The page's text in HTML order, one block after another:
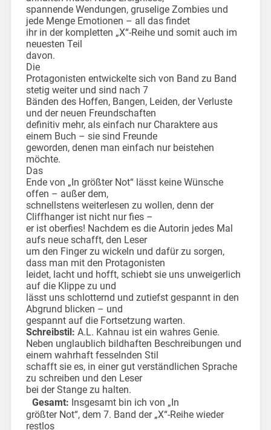
spannende Wendungen, gruselige Zombies und
jede Menge Emotionen – all das findet
ihr in der kompletten „X“-Reihe und somit auch im
neuesten Teil
davon.
Die
Protagonisten entwickelte sich von Band zu Band
stetig weiter und sind nach 7
Bänden des Hoffen, Bangen, Leiden, der Verluste
und der neuen Freundschaften
definitiv mehr, als einfach nur Charaktere aus
einem Buch – sie sind Freunde
geworden, denen man einfach nur beistehen
möchte.
Das
Ende von „In größter Not“ lässt keine Wünsche
offen – außer dem,
schnellstens weiterlesen zu wollen, denn der
Cliffhanger ist nicht nur fies –
er ist oberfies! Nachdem es die Autorin jedes Mal
aufs neue schafft, den Leser
um den Finger zu wickeln und dafür zu sorgen,
dass man mit den Protagonisten
leidet, lacht und hofft, schiebt sie uns unweigerlich
auf die Klippe zu und
lässt uns schlotternd und zutiefst gespannt in den
Abgrund blicken – und
gespannt auf die Fortsetzung warten.
Schreibstil: A.L. Kahnau ist ein wahres Genie.
Neben unglaublich bildhaften Beschreibungen und
einem wahrhaft fesselnden Stil
schafft sie es, in einer gut verständlichen Sprache
zu schreiben und den Leser
bei der Stange zu halten.
Gesamt: Insgesamt bin ich von „In
größter Not“, dem 7. Band der „X“-Reihe wieder
restlos